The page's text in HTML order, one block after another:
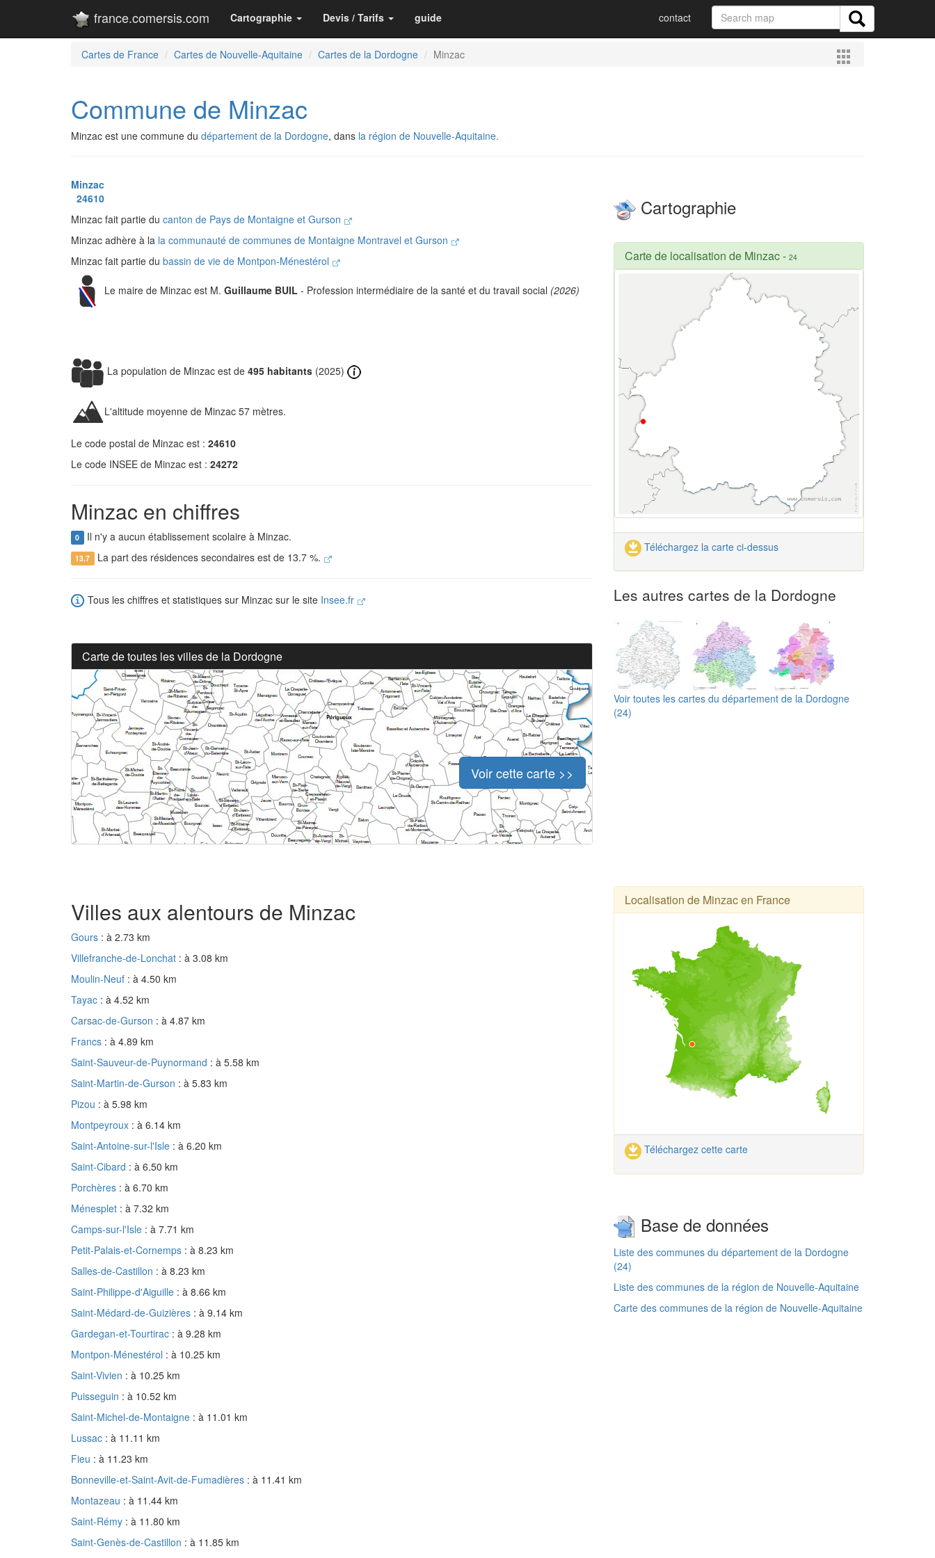
france.comersis.com Cartographie Devis / Tarifs guide contact
Cartes de France Cartes de Nouvelle-Aquitaine Cartes de la Dordogne Minzac
Commune de Minzac
Minzac est une commune du département de la Dordogne, dans la région de Nouvelle-Aquitaine.
Minzac
24610
Minzac fait partie du canton de Pays de Montaigne et Gurson
Minzac adhère à la la communauté de communes de Montaigne Montravel et Gurson
Minzac fait partie du bassin de vie de Montpon-Ménestérol
Le maire de Minzac est M. Guillaume BUIL - Profession intermédiaire de la santé et du travail social (2026)
La population de Minzac est de 495 habitants (2025)
L'altitude moyenne de Minzac 57 mètres.
Le code postal de Minzac est : 24610
Le code INSEE de Minzac est : 24272
Minzac en chiffres
0 Il n'y a aucun établissement scolaire à Minzac.
13.7 La part des résidences secondaires est de 13.7 %.
Tous les chiffres et statistiques sur Minzac sur le site Insee.fr
Carte de toutes les villes de la Dordogne
Voir cette carte >>
Cartographie
Carte de localisation de Minzac- 24
Téléchargez la carte ci-dessus
Les autres cartes de la Dordogne
Voir toutes les cartes du département de la Dordogne
(24)
Villes aux alentours de Minzac
Gours : à 2.73 km
Villefranche-de-Lonchat : à 3.08 km
Moulin-Neuf : à 4.50 km
Tayac : à 4.52 km
Carsac-de-Gurson : à 4.87 km
Francs : à 4.89 km
Saint-Sauveur-de-Puynormand : à 5.58 km
Saint-Martin-de-Gurson : à 5.83 km
Pizou : à 5.98 km
Montpeyroux : à 6.14 km
Saint-Antoine-sur-l'Isle : à 6.20 km
Saint-Cibard : à 6.50 km
Porchères : à 6.70 km
Ménesplet : à 7.32 km
Camps-sur-l'Isle : à 7.71 km
Petit-Palais-et-Cornemps : à 8.23 km
Salles-de-Castillon : à 8.23 km
Saint-Philippe-d'Aiguille : à 8.66 km
Saint-Médard-de-Guizières : à 9.14 km
Gardegan-et-Tourtirac : à 9.28 km
Montpon-Ménestérol : à 10.25 km
Saint-Vivien : à 10.25 km
Puisseguin : à 10.52 km
Saint-Michel-de-Montaigne : à 11.01 km
Lussac : à 11.11 km
Fieu : à 11.23 km
Bonneville-et-Saint-Avit-de-Fumadières : à 11.41 km
Montazeau : à 11.44 km
Saint-Rémy : à 11.80 km
Saint-Genès-de-Castillon : à 11.85 km
Localisation de Minzac en France
Téléchargez cette carte
Base de données
Liste des communes du département de la Dordogne
(24)
Liste des communes de la région de Nouvelle-Aquitaine
Carte des communes de la région de Nouvelle-Aquitaine